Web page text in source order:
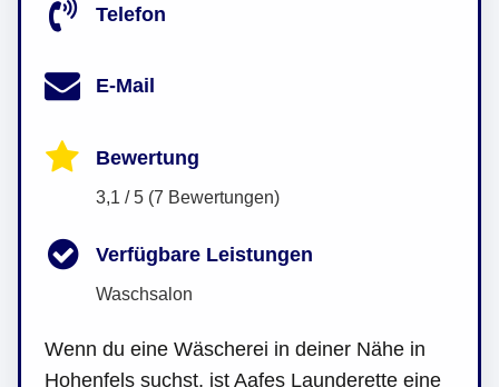
Telefon
E-Mail
Bewertung
3,1 / 5 (7 Bewertungen)
Verfügbare Leistungen
Waschsalon
Wenn du eine Wäscherei in deiner Nähe in
Hohenfels suchst, ist Aafes Launderette eine